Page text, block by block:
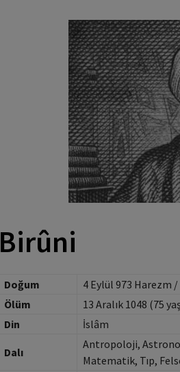
Birûni
Doğum
4 Eylül 973 Harezm
Ölüm
13 Aralık 1048 (75
Din
İslâm
Dalı
Antropoloji,
Matematik, Tıp,